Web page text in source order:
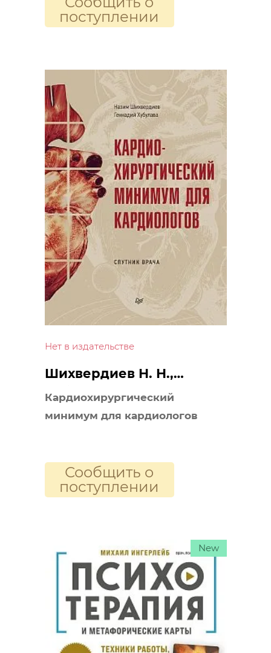
поступлении
Нет в издательстве
Шихвердиев Н. Н.,
Хубулава Г. Г.
Кардиохирургический
минимум для кардиологов
Сообщить о
поступлении
New